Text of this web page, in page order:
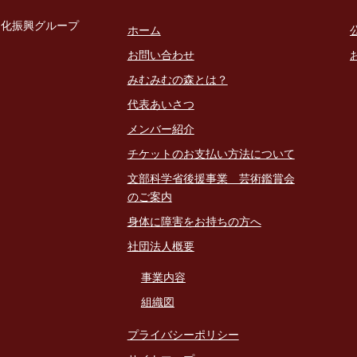
振興グループ
ホーム
お問い合わせ
みむみむの森とは？
代表あいさつ
メンバー紹介
チケットのお支払い方法について
文部科学省後援事業 芸術鑑賞会
のご案内
身体に障害をお持ちの方へ
社団法人概要
事業内容
組織図
プライバシーポリシー